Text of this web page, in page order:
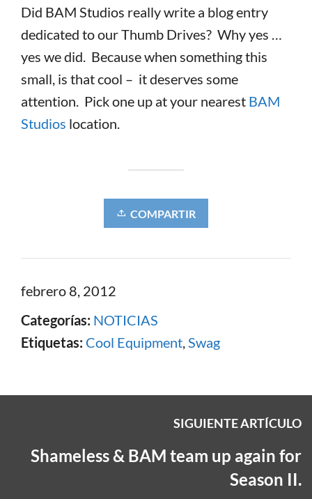
Did BAM Studios really write a blog entry
dedicated to our Thumb Drives? Why yes …
yes we did. Because when something this
small, is that cool – it deserves some
attention. Pick one up at your nearest BAM
Studios location.
COMPARTIR
febrero 8, 2012
Categorías: NOTICIAS
Etiquetas: Cool Equipment,Swag
SIGUIENTE ARTÍCULO
Shameless & BAM team up again for
Season II.